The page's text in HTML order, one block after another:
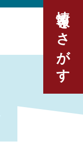
情報をさがす